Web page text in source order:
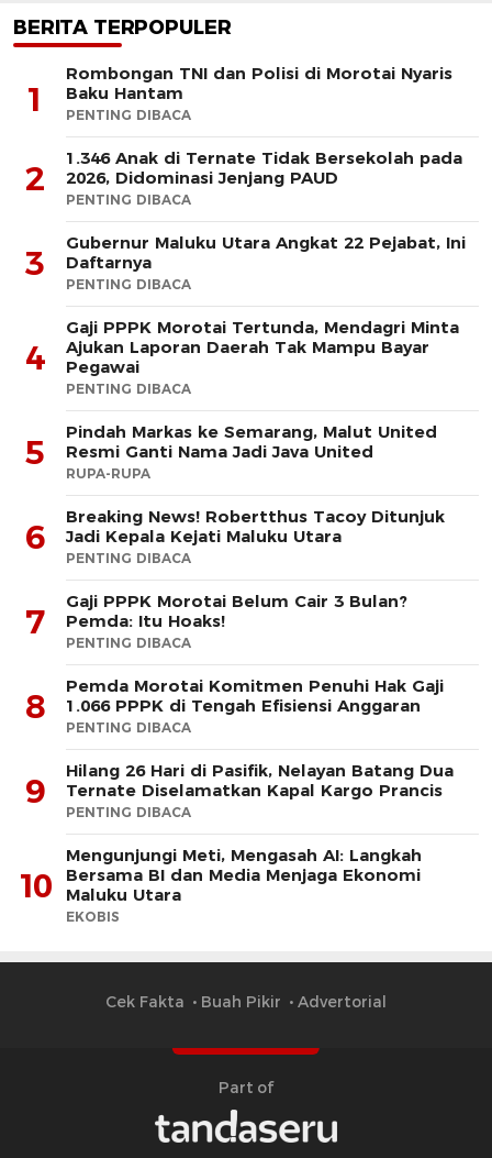
BERITA TERPOPULER
1
Rombongan TNI dan Polisi di Morotai Nyaris
Baku Hantam
PENTING DIBACA
2
1.346 Anak di Ternate Tidak Bersekolah pada
2026, Didominasi Jenjang PAUD
PENTING DIBACA
3
Gubernur Maluku Utara Angkat 22 Pejabat, Ini
Daftarnya
PENTING DIBACA
4
Gaji PPPK Morotai Tertunda, Mendagri Minta
Ajukan Laporan Daerah Tak Mampu Bayar
Pegawai
PENTING DIBACA
5
Pindah Markas ke Semarang, Malut United
Resmi Ganti Nama Jadi Java United
RUPA-RUPA
6
Breaking News! Robertthus Tacoy Ditunjuk
Jadi Kepala Kejati Maluku Utara
PENTING DIBACA
7
Gaji PPPK Morotai Belum Cair 3 Bulan?
Pemda: Itu Hoaks!
PENTING DIBACA
8
Pemda Morotai Komitmen Penuhi Hak Gaji
1.066 PPPK di Tengah Efisiensi Anggaran
PENTING DIBACA
9
Hilang 26 Hari di Pasifik, Nelayan Batang Dua
Ternate Diselamatkan Kapal Kargo Prancis
PENTING DIBACA
10
Mengunjungi Meti, Mengasah AI: Langkah
Bersama BI dan Media Menjaga Ekonomi
Maluku Utara
EKOBIS
Cek Fakta Buah Pikir Advertorial
Part of